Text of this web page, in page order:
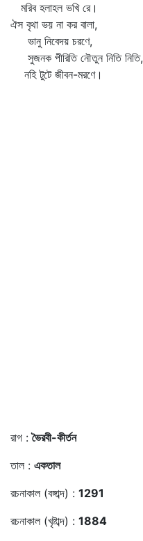
মরিব হলাহল ভখি রে।
ঐস বৃথা ভয় না কর বালা,
ভানু নিবেদয় চরণে,
সুজনক পীরিতি নৌতুন নিতি নিতি,
নহি টুটে জীবন-মরণে।
রাগ :ভৈরবী-কীর্তন
তাল : একতাল
রচনাকাল (বঙ্গাব্দ) : 1291
রচনাকাল (খৃষ্টাব্দ) : 1884